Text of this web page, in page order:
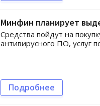
Минфин планирует
Средства пойдут на
антивирусного ПО, услуг
Подробнее